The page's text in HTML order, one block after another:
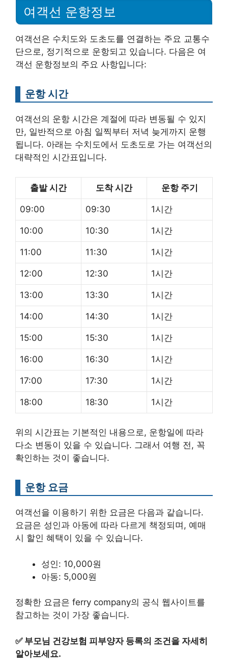
여객선 운항정보
여객선은 수치도와 도초도를 연결하는 주요 교통수
단으로, 정기적으로 운항되고 있습니다. 다음은 여
객선 운항정보의 주요 사항입니다:
운항 시간
여객선의 운항 시간은 계절에 따라 변동될 수 있지
만, 일반적으로 아침 일찍부터 저녁 늦게까지 운행
됩니다. 아래는 수치도에서 도초도로 가는 여객선의
대략적인 시간표입니다.
출발 시간 도착 시간 운항 주기
09:00 09:30 1시간
10:00 10:30 1시간
11:00 11:30 1시간
12:00 12:30 1시간
13:00 13:30 1시간
14:00 14:30 1시간
15:00 15:30 1시간
16:00 16:30 1시간
17:00 17:30 1시간
18:00 18:30 1시간
위의 시간표는 기본적인 내용으로, 운항일에 따라
다소 변동이 있을 수 있습니다. 그래서 여행 전, 꼭
확인하는 것이 좋습니다.
운항 요금
여객선을 이용하기 위한 요금은 다음과 같습니다.
요금은 성인과 아동에 따라 다르게 책정되며, 예매
시 할인 혜택이 있을 수 있습니다.
성인: 10,000원
아동: 5,000원
정확한 요금은 ferry company의 공식 웹사이트를
참고하는 것이 가장 좋습니다.
✅ 부모님 건강보험 피부양자 등록의 조건을 자세히
알아보세요.